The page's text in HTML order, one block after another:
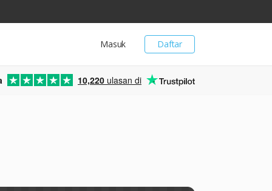
Daftar
Masuk
10,220 ulasan di